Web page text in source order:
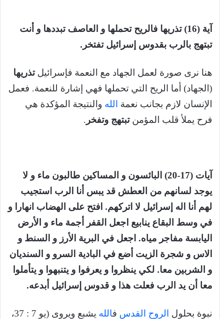
آية (16) تذريها فالريح تحملها و العاصف تبددها و أنت
تبتهج بالرب بقدوس إسرائيل تفتخر.
هنا نرى صورة لعمل الجهاد مع النعمة فإسرائيلتذريها
(الجهاد) أما الريح التي تحملها فهي إشارة للنعمة. فعمل
الإنسان لازم بجانب نعمة
الله والنتيجة المؤكدة هي
فرح يملأ قلب المؤمنتبتهج وتفخر .
آيات (17-20) البائسون و المساكين طالبون ماء و لا
يوجد لسانهم من العطش قد يبس أنا الرب استجيب
لهم أنا اله إسرائيل لا اتركهم. افتح على الهضاب انهارا و
في وسط البقاع ينابيع اجعل القفر أجمة ماء و الأرض
اليابسة مفاجر مياه. اجعل في البرية الأرز و السنط و
الاس و شجرة الزيت أضع في البادية السرو و السنديان
و الشربين معا. لكي ينظروا و يعرفوا و يتنبهوا و يتأملوا
معا أن يد الرب فعلت هذا و قدوس إسرائيل أبدعه.
نبوة بحلول الروح القدس فالله
يشبع ويروى (يو 7 : 37،